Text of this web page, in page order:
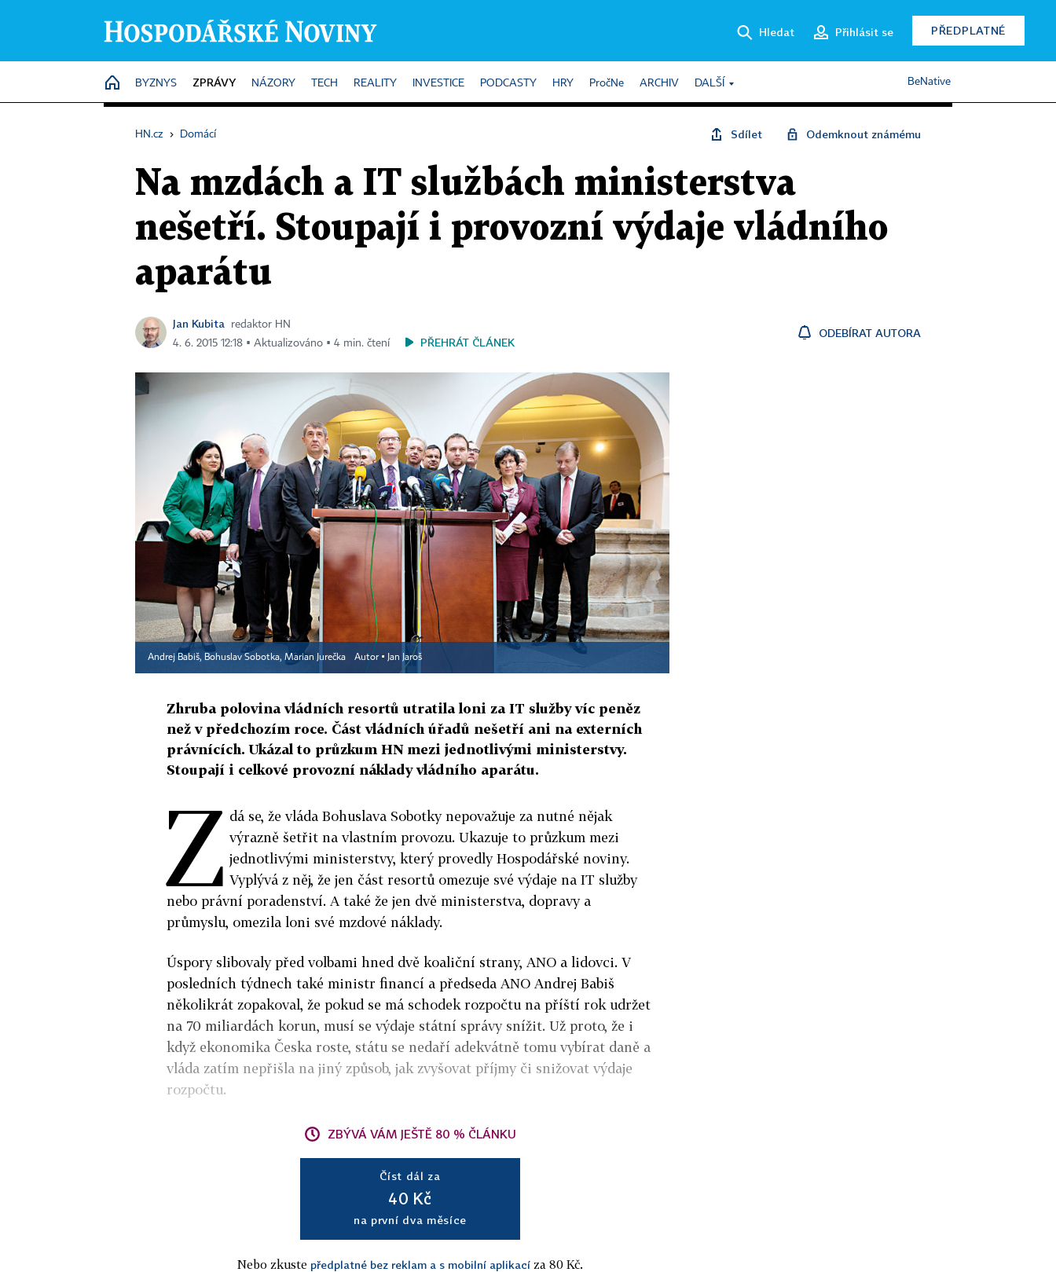
Hledat Přihlásit se PŘEDPLATNÉ
HOME
BYZNYS ZPRÁVY NÁZORY TECH REALITY INVESTICE PODCASTY HRY PročNe ARCHIV DALŠÍ BeNative
HN.cz › Domácí Sdílet Odemknout známému
Na mzdách a IT službách ministerstva
nešetří. Stoupají i provozní výdaje vládního
aparátu
Jan Kubita
redaktor HN
4. 6. 2015 12:18 ▪ Aktualizováno ▪ 4 min. čtení
PŘEHRÁT ČLÁNEK
ODEBÍRAT AUTORA
Andrej Babiš, Bohuslav Sobotka, Marian Jurečka Autor ▪ Jan Jaroš
Zhruba polovina vládních resortů utratila loni za IT služby víc peněz
než v předchozím roce. Část vládních úřadů nešetří ani na externích
právnících. Ukázal to průzkum HN mezi jednotlivými ministerstvy.
Stoupají i celkové provozní náklady vládního aparátu.
Z dá se, že vláda Bohuslava Sobotky nepovažuje za nutné nějak
výrazně šetřit na vlastním provozu. Ukazuje to průzkum mezi
jednotlivými ministerstvy, který provedly Hospodářské noviny.
Vyplývá z něj, že jen část resortů omezuje své výdaje na IT služby
nebo právní poradenství. A také že jen dvě ministerstva, dopravy a
průmyslu, omezila loni své mzdové náklady.
Úspory slibovaly před volbami hned dvě koaliční strany, ANO a lidovci. V
posledních týdnech také ministr financí a předseda ANO Andrej Babiš
několikrát zopakoval, že pokud se má schodek rozpočtu na příští rok udržet
na 70 miliardách korun, musí se výdaje státní správy snížit. Už proto, že i
když ekonomika Česka roste, státu se nedaří adekvátně tomu vybírat daně a
vláda zatím nepřišla na jiný způsob, jak zvyšovat příjmy či snižovat výdaje
rozpočtu.
ZBÝVÁ VÁM JEŠTĚ 80 % ČLÁNKU
Číst dál za
40 Kč
na první dva měsíce
Nebo zkuste předplatné bez reklam a s mobilní aplikací za 80 Kč.